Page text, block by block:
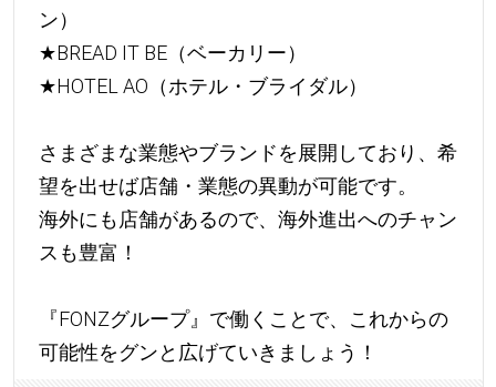
ン）
★BREAD IT BE（ベーカリー）
★HOTEL AO（ホテル・ブライダル）
さまざまな業態やブランドを展開しており、希
望を出せば店舗・業態の異動が可能です。
海外にも店舗があるので、海外進出へのチャン
スも豊富！
『FONZグループ』で働くことで、これからの
可能性をグンと広げていきましょう！